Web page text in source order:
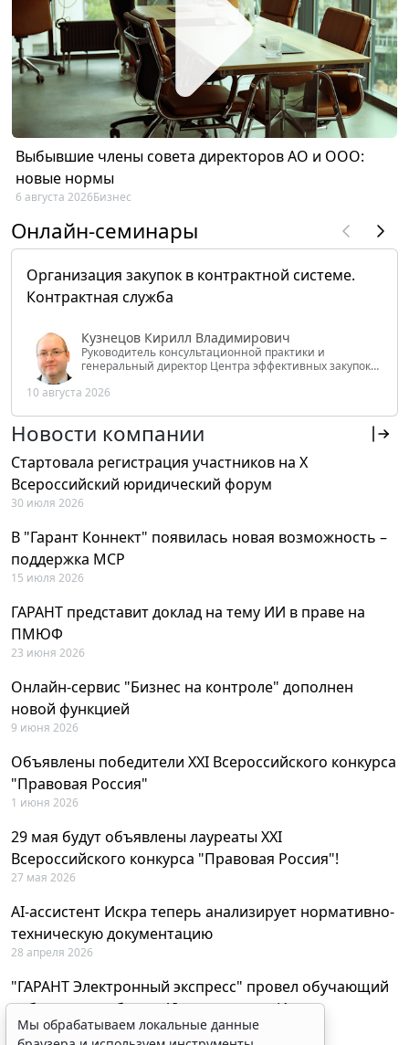
Выбывшие члены совета директоров АО и ООО:
новые нормы
6 августа 2026Бизнес
Онлайн-семинары
Организация закупок в контрактной системе.
Контрактная служба
Кузнецов Кирилл Владимирович
Руководитель консультационной практики и
генеральный директор Центра эффективных закупок
РФ
10 августа 2026
Новости компании
Стартовала регистрация участников на X
Всероссийский юридический форум
30 июля 2026
В "Гарант Коннект" появилась новая возможность –
поддержка MCP
15 июля 2026
ГАРАНТ представит доклад на тему ИИ в праве на
ПМЮФ
23 июня 2026
Онлайн-сервис "Бизнес на контроле" дополнен
новой функцией
9 июня 2026
Объявлены победители XXI Всероссийского конкурса
"Правовая Россия"
1 июня 2026
29 мая будут объявлены лауреаты XXI
Всероссийского конкурса "Правовая Россия"!
27 мая 2026
AI-ассистент Искра теперь анализирует нормативно-
техническую документацию
28 апреля 2026
"ГАРАНТ Электронный экспресс" провел обучающий
вебинар по работе с AI-ассистентом Искра
23 апреля 2026
Мы обрабатываем локальные данные